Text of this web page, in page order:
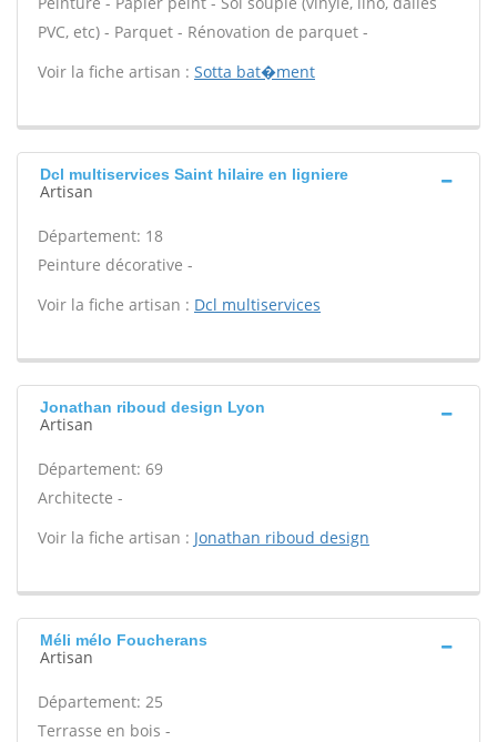
PVC, etc) - Parquet - Rénovation de parquet -
Voir la fiche artisan : Sotta bat�ment
Dcl multiservices Saint hilaire en ligniere
Artisan
Département: 18
Peinture décorative -
Voir la fiche artisan : Dcl multiservices
Jonathan riboud design Lyon
Artisan
Département: 69
Architecte -
Voir la fiche artisan : Jonathan riboud design
Méli mélo Foucherans
Artisan
Département: 25
Terrasse en bois -